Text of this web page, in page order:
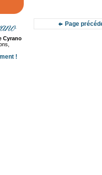
Cyrano
!
Page